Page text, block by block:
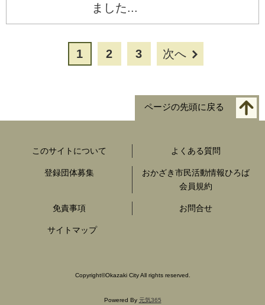
ました...
1 2 3 次へ
ページの先頭に戻る
このサイトについて よくある質問
登録団体募集
おかざき市民活動情報ひろば
会員規約
免責事項 お問合せ
サイトマップ
Copyright©Okazaki City All rights reserved.
Powered By 元気365